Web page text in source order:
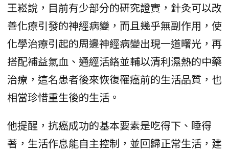
王崧說，目前有少部分的研究證實，針灸可以改
善化療引發的神經病變，而且幾乎無副作用，使
化學治療引起的周邊神經病變出現一道曙光，再
搭配補益氣血、通經活絡並輔以清利濕熱的中藥
治療，這名患者後來恢復罹癌前的生活品質，也
相當珍惜重生後的生活。
他提醒，抗癌成功的基本要素是吃得下、睡得
著，生活作息能自主控制，並回歸正常生活，建